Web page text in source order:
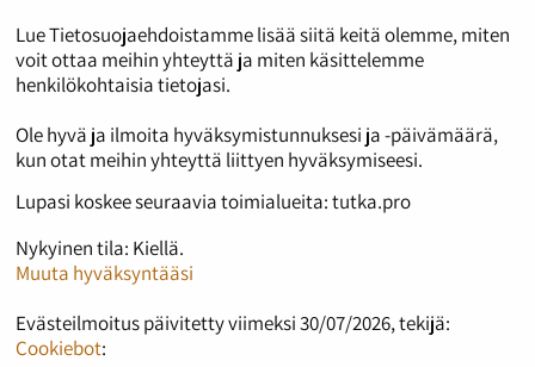
Lue Tietosuojaehdoistamme lisää siitä keitä olemme, miten
voit ottaa meihin yhteyttä ja miten käsittelemme
henkilökohtaisia tietojasi.
Ole hyvä ja ilmoita hyväksymistunnuksesi ja -päivämäärä,
kun otat meihin yhteyttä liittyen hyväksymiseesi.
Lupasi koskee seuraavia toimialueita: tutka.pro
Nykyinen tila: Kiellä.
Muuta hyväksyntääsi
Evästeilmoitus päivitetty viimeksi 30/07/2026, tekijä:
Cookiebot: